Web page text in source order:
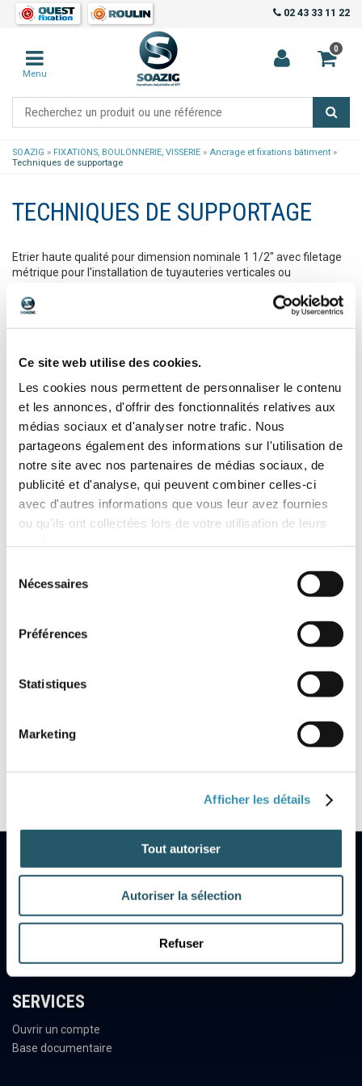
Ce site web utilise des cookies.
Les cookies nous permettent de personnaliser le contenu
et les annonces, d'offrir des fonctionnalités relatives aux
médias sociaux et d'analyser notre trafic. Nous
partageons également des informations sur l'utilisation de
notre site avec nos partenaires de médias sociaux, de
publicité et d'analyse, qui peuvent combiner celles-ci
avec d'autres informations que vous leur avez fournies
ou qu'ils ont collectées lors de votre utilisation de leurs
Nécessaires
Préférences
Statistiques
Marketing
Afficher les détails
Tout autoriser
Autoriser la sélection
Refuser
02 43 33 11 22
0
Menu
SOAZIG » FIXATIONS, BOULONNERIE, VISSERIE » Ancrage et fixations bâtiment »
Techniques de supportage
TECHNIQUES DE SUPPORTAGE
Etrier haute qualité pour dimension nominale 1 1/2" avec filetage
métrique pour l'installation de tuyauteries verticales ou
écrous de l'étrier permettent une adaptation optimale au
diamètre extérieur des tubes.
NOTRE SOCIÉTÉ
Qui sommes nous ?
SERVICES
Ouvrir un compte
Base documentaire